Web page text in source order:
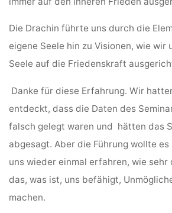
Die Drachin führte uns durch die
eigene Seele hin zu Visionen, wie wir
Seele auf die Friedenskraft
Danke für diese Erfahrung. Wir
entdeckt, dass die Daten des
falsch gelegt waren und hätten das
abgesagt. Aber die Führung wollte
uns wieder einmal erfahren, wie sehr
das, was ist, uns befähigt,
machen.